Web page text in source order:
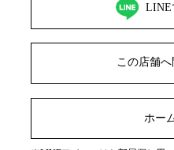
LINE
この店舗
ホー